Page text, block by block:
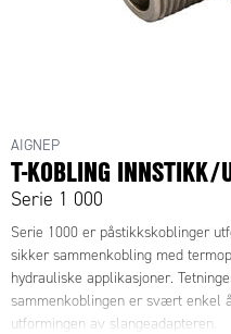
AIGNEP
T-KOBLING INNSTIKK/
Serie 1 000
Serie 1000 er påstikkskoblinger
sikker sammenkobling med
hydrauliske applikasjoner.
sammenkoblingen er svært enkel
utformingen av slangeadapteren.